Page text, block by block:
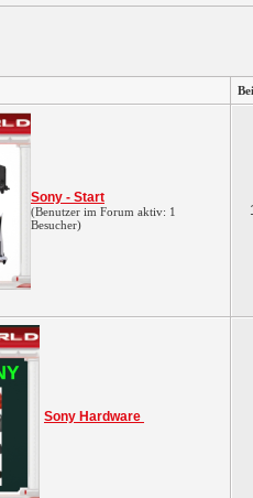
Sony - Start
(Benutzer im Forum aktiv: 1
Besucher)
Sony Hardware